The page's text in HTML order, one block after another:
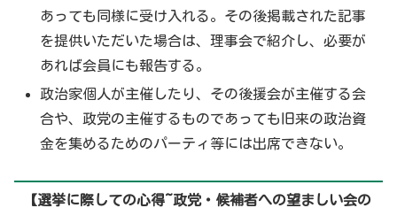
あっても同様に受け入れる。その後掲載された記事
を提供いただいた場合は、理事会で紹介し、必要が
あれば会員にも報告する。
政治家個人が主催したり、その後援会が主催する会
合や、政党の主催するものであっても旧来の政治資
金を集めるためのパーティ等には出席できない。
【選挙に際しての心得~政党・候補者への望ましい会の